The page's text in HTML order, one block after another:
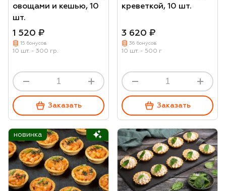
овощами и кешью, 10
шт.
1 520 ₽
15 бонусов
10 шт. - 300 гр.
Заказать
креветкой, 10 шт.
3 620 ₽
36 бонусов
10 шт. - 500 г
Заказать
новинка